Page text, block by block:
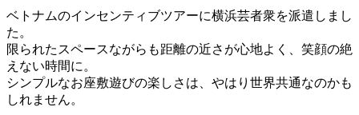
ベトナムのインセンティブツアーに横浜芸者衆を派遣しまし
た。
限られたスペースながらも距離の近さが心地よく、笑顔の絶
えない時間に。
シンプルなお座敷遊びの楽しさは、やはり世界共通なのかも
しれません。